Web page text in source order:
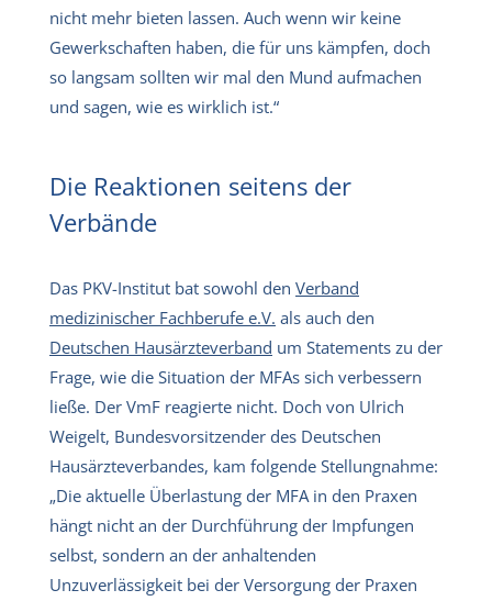
nicht mehr bieten lassen. Auch wenn wir keine
Gewerkschaften haben, die für uns kämpfen, doch
so langsam sollten wir mal den Mund aufmachen
und sagen, wie es wirklich ist.“
Die Reaktionen seitens der
Verbände
Das PKV-Institut bat sowohl den Verband
medizinischer Fachberufe e.V. als auch den
Deutschen Hausärzteverband um Statements zu der
Frage, wie die Situation der MFAs sich verbessern
ließe. Der VmF reagierte nicht. Doch von Ulrich
Weigelt, Bundesvorsitzender des Deutschen
Hausärzteverbandes, kam folgende Stellungnahme:
„Die aktuelle Überlastung der MFA in den Praxen
hängt nicht an der Durchführung der Impfungen
selbst, sondern an der anhaltenden
Unzuverlässigkeit bei der Versorgung der Praxen